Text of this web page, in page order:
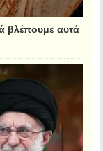
βλέπουμε αυτά